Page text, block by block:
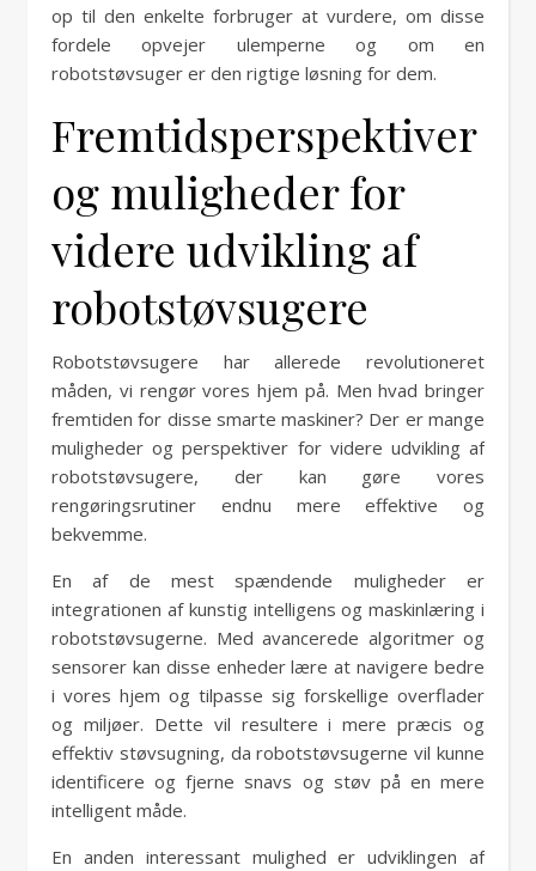
op til den enkelte forbruger at vurdere, om disse
fordele opvejer ulemperne og om en
robotstøvsuger er den rigtige løsning for dem.
Fremtidsperspektiver
og muligheder for
videre udvikling af
robotstøvsugere
Robotstøvsugere har allerede revolutioneret
måden, vi rengør vores hjem på. Men hvad bringer
fremtiden for disse smarte maskiner? Der er mange
muligheder og perspektiver for videre udvikling af
robotstøvsugere, der kan gøre vores
rengøringsrutiner endnu mere effektive og
bekvemme.
En af de mest spændende muligheder er
integrationen af kunstig intelligens og maskinlæring i
robotstøvsugerne. Med avancerede algoritmer og
sensorer kan disse enheder lære at navigere bedre
i vores hjem og tilpasse sig forskellige overflader
og miljøer. Dette vil resultere i mere præcis og
effektiv støvsugning, da robotstøvsugerne vil kunne
identificere og fjerne snavs og støv på en mere
intelligent måde.
En anden interessant mulighed er udviklingen af